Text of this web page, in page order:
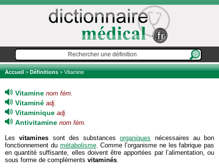
Accueil>Définitions> Vitamine
Vitamine nom fém.
Vitaminé adj.
Vitaminique adj.
Antivitamine nom fém.
Lesvitamines sont des substancesorganiques nécessaires au bon
fonctionnement du métabolisme. Comme l’organisme ne les fabrique pas
en quantité suffisante, elles doivent être apportées par l’alimentation, ou
sous forme de compléments vitaminés.